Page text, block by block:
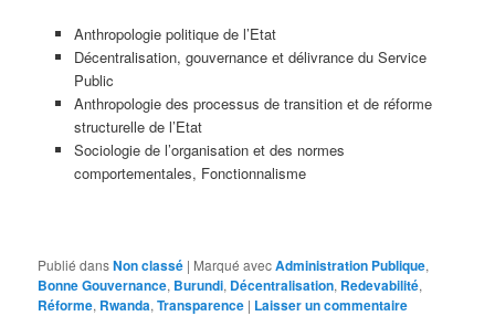
Anthropologie politique de l’Etat
Décentralisation, gouvernance et délivrance du Service
Public
Anthropologie des processus de transition et de réforme
structurelle de l’Etat
Sociologie de l’organisation et des normes
comportementales, Fonctionnalisme
Publié dansNon classé | Marqué avecAdministration Publique,
Bonne Gouvernance, Burundi, Décentralisation, Redevabilité,
Réforme, Rwanda,Transparence | Laisser un commentaire